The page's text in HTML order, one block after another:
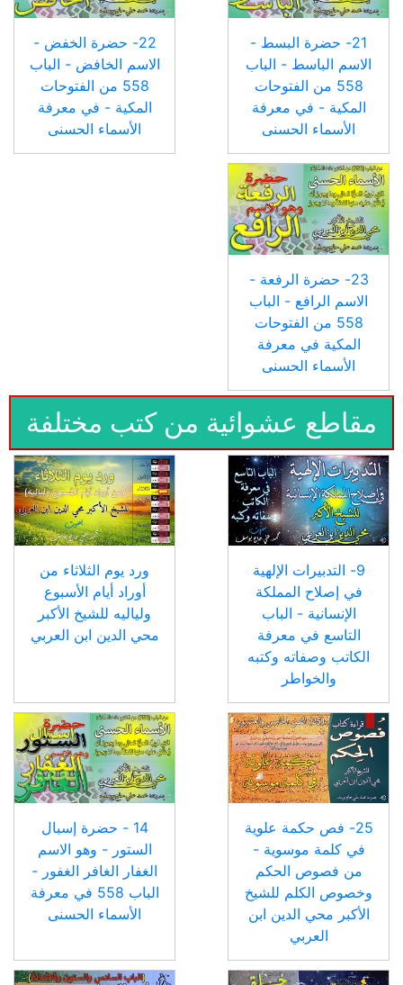
21- حضرة البسط -
الاسم الباسط - الباب
558 من الفتوحات
المكية - في معرفة
الأسماء الحسنى
22- حضرة الخفض -
الاسم الخافض - الباب
558 من الفتوحات
المكية - في معرفة
الأسماء الحسنى
23- حضرة الرفعة -
الاسم الرافع - الباب
558 من الفتوحات
المكية في معرفة
الأسماء الحسنى
مقاطع عشوائية من كتب مختلفة
9- التدبيرات الإلهية
في إصلاح المملكة
الإنسانية - الباب
التاسع في معرفة
الكاتب وصفاته وكتبه
والخواطر
ورد يوم الثلاثاء من
أوراد أيام الأسبوع
ولياليه للشيخ الأكبر
محي الدين ابن العربي
25- فص حكمة علوية
في كلمة موسوية -
من فصوص الحكم
وخصوص الكلم للشيخ
الأكبر محي الدين ابن
العربي
14 - حضرة إسبال
الستور - وهو الاسم
الغفار الغافر الغفور -
الباب 558 في معرفة
الأسماء الحسنى